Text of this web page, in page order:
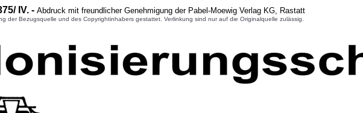
75/ IV. - Abdruck mit freundlicher Genehmigung der Pabel-Moewig Verlag KG, Rastatt
Bezugsquelle und des Copyrightinhabers gestattet. Verlinkung sind nur auf die Originalquelle zulässig.